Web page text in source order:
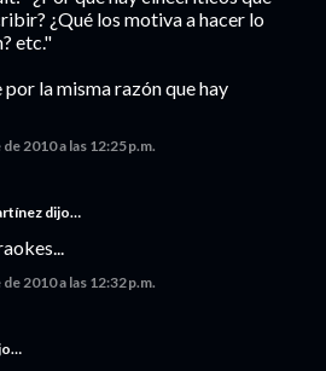
¿Qué los motiva a hacer lo
etc."
por la misma razón que hay
2010 a las 12:25 p.m.
dijo…
2010 a las 12:32 p.m.